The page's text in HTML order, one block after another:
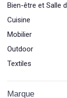
Bien-être et Salle
Cuisine
Mobilier
Outdoor
Textiles
Marque